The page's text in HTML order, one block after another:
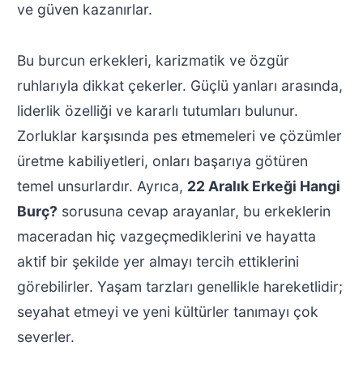
ve güven kazanırlar.
Bu burcun erkekleri, karizmatik ve özgür
ruhlarıyla dikkat çekerler. Güçlü yanları arasında,
liderlik özelliği ve kararlı tutumları bulunur.
Zorluklar karşısında pes etmemeleri ve çözümler
üretme kabiliyetleri, onları başarıya götüren
temel unsurlardır. Ayrıca, 22 Aralık Erkeği Hangi
Burç? sorusuna cevap arayanlar, bu erkeklerin
maceradan hiç vazgeçmediklerini ve hayatta
aktif bir şekilde yer almayı tercih ettiklerini
görebilirler. Yaşam tarzları genellikle hareketlidir;
seyahat etmeyi ve yeni kültürler tanımayı çok
severler.